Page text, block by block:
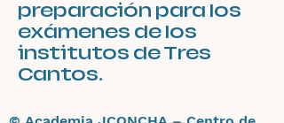
preparación para los
exámenes de los
institutos de Tres
Cantos.